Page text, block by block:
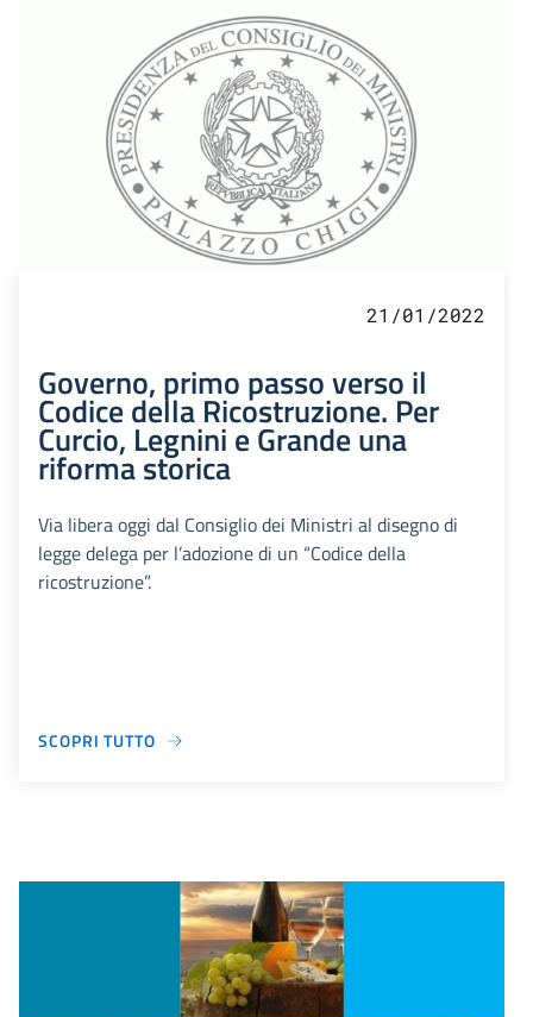
21/01/2022
Governo, primo passo verso il
Codice della Ricostruzione. Per
Curcio, Legnini e Grande una
riforma storica
Via libera oggi dal Consiglio dei Ministri al disegno di
legge delega per l’adozione di un “Codice della
ricostruzione”.
SCOPRI TUTTO